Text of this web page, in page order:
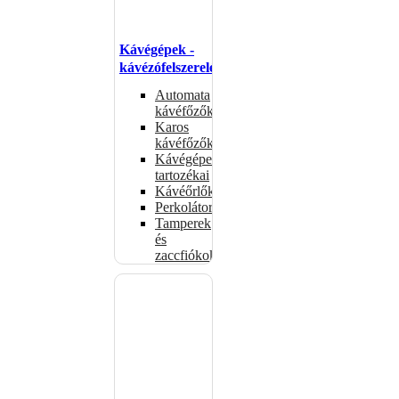
Kávégépek -
kávézófelszerelés
Automata
kávéfőzők
Karos
kávéfőzők
Kávégépek
tartozékai
Kávéőrlők
Perkolátorok
Tamperek
és
zaccfiókok